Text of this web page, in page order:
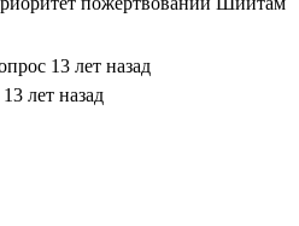
13 лет назад
лет назад